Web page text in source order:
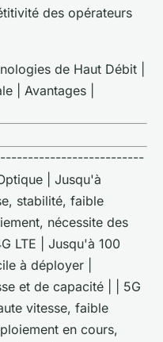
des opérateurs
de Haut Débit |
| Avantages |
| Jusqu'à
stabilité, faible
nécessite des
LTE | Jusqu'à 100
à déployer |
et de capacité | | 5G
vitesse, faible
en cours,